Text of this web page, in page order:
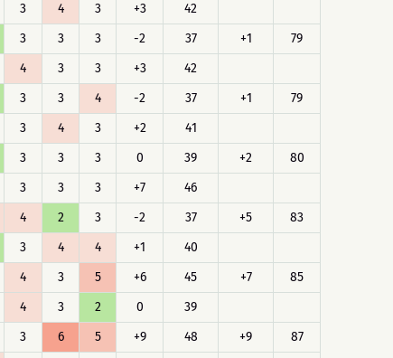
3 4 3 +3
42
3 3 3 -2 37 +1
79
4 3 3 +3
42
3 3 4 -2 37 +1
79
3 4 3 +2
41
3 3 3 0 39 +2
80
3 3 3 +7
46
4 2 3 -2 37 +5
83
3 4 4 +1
40
4 3 5 +6 45 +7
85
4 3 2 0
39
3 6 5 +9 48 +9
87